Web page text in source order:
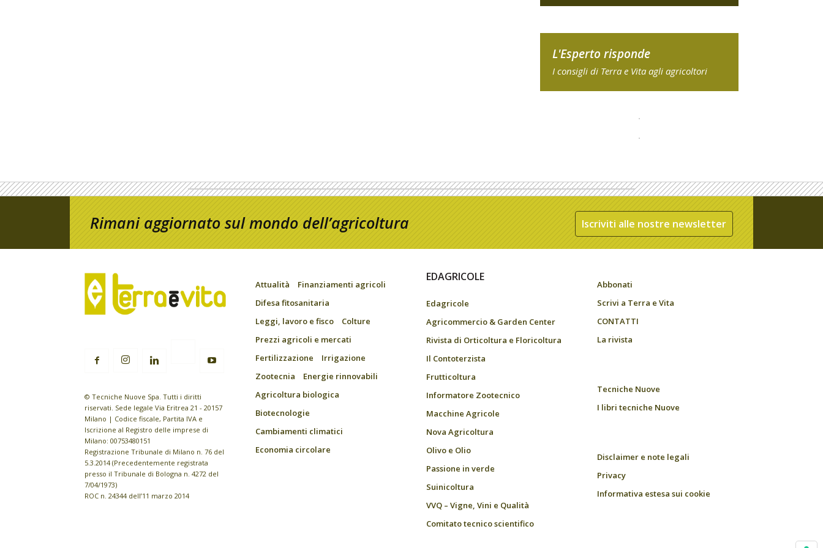
L'Esperto risponde
I consigli di Terra e Vita agli agricoltori
Rimani aggiornato sul mondo dell’agricoltura Iscriviti alle nostre newsletter
© Tecniche Nuove Spa. Tutti i diritti
riservati. Sede legale Via Eritrea 21 - 20157
Milano | Codice fiscale, Partita IVA e
Iscrizione al Registro delle imprese di
Milano: 00753480151
Registrazione Tribunale di Milano n. 76 del
5.3.2014 (Precedentemente registrata
presso il Tribunale di Bologna n. 4272 del
7/04/1973)
ROC n. 24344 dell’11 marzo 2014
Attualità
Finanziamenti agricoli
Difesa fitosanitaria
Leggi, lavoro e fisco
Colture
Prezzi agricoli e mercati
Fertilizzazione
Irrigazione
Zootecnia
Energie rinnovabili
Agricoltura biologica
Biotecnologie
Cambiamenti climatici
Economia circolare
EDAGRICOLE
Edagricole
Agricommercio & Garden Center
Rivista di Orticoltura e Floricoltura
Il Contoterzista
Frutticoltura
Informatore Zootecnico
Macchine Agricole
Nova Agricoltura
Olivo e Olio
Passione in verde
Suinicoltura
VVQ – Vigne, Vini e Qualità
Comitato tecnico scientifico
Abbonati
Scrivi a Terra e Vita
CONTATTI
La rivista
Tecniche Nuove
I libri tecniche Nuove
Disclaimer e note legali
Privacy
Informativa estesa sui cookie